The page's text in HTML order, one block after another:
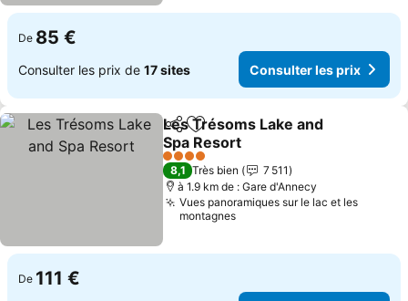
De 85 €
Consulter les prix de 17 sites Consulter les prix
PartagerAjouter à mes favoris
Les Trésoms Lake and
Spa Resort
4 Étoiles
8,1 Très bien
7 511
à 1.9 km de : Gare d'Annecy
Vues panoramiques sur le lac et les
montagnes
De 111 €